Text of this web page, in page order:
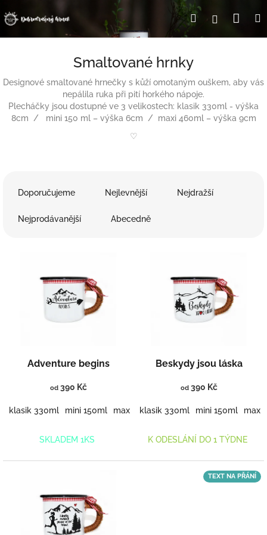
na
HledatPřihlášení
Smaltované hrnky
Designové smaltované hrnečky s kůží omotaným ouškem, aby vás
nepálila ruka při pití horkého nápoje.
Plecháčky jsou dostupné ve 3 velikostech: klasik 330ml - výška
8cm / mini 150 ml – výška 6cm / maxi 460ml – výška 9cm
♡
Doporučujeme Nejlevnější Nejdražší
Nejprodávanější Abecedně
Adventure begins
od390 Kč
klasik 330ml mini 150ml maxi 460ml
SKLADEM 1KS
Beskydy jsou láska
od390 Kč
klasik 330ml mini 150ml maxi
K ODESLÁNÍ DO 1 TÝDNE
TEXT NA PŘÁNÍ